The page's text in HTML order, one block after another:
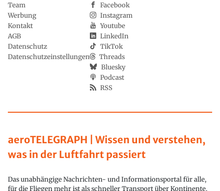
aeroTELEGRAPH | Wissen und verstehen,
was in der Luftfahrt passiert
Das unabhängige Nachrichten- und Informationsportal für alle,
für die Fliegen mehr ist als schneller Transport über Kontinente.
Team
Werbung
Kontakt
AGB
Datenschutz
Datenschutzeinstellungen
Facebook
Instagram
Youtube
LinkedIn
TikTok
Threads
Bluesky
Podcast
RSS